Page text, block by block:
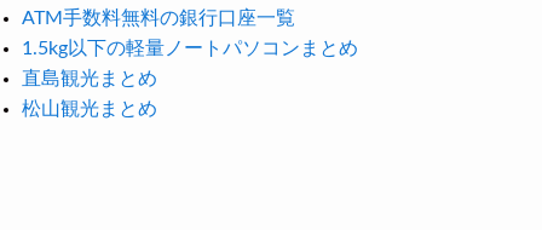
ATM手数料無料の銀行口座一覧
1.5kg以下の軽量ノートパソコンまとめ
直島観光まとめ
松山観光まとめ